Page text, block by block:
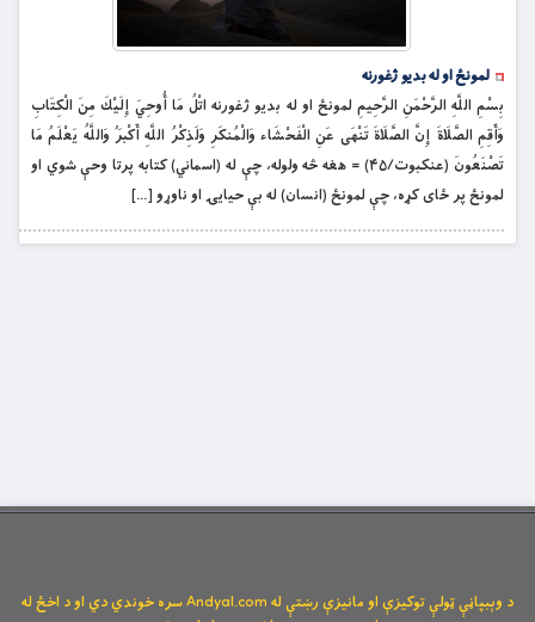
لمونځ او له بديو ژغورنه
بِسْمِ اللَّهِ الرَّحْمَنِ الرَّحِيمِ لمونځ او له بديو ژغورنه اتْلُ مَا أُوحِيَ إِلَيْكَ مِنَ الْكِتَابِ
وَأَقِمِ الصَّلَاةَ إِنَّ الصَّلَاةَ تَنْهَى عَنِ الْفَحْشَاء وَالْمُنكَرِ وَلَذِكْرُ اللَّهِ أَكْبَرُ وَاللَّهُ يَعْلَمُ مَا
تَصْنَعُونَ (عنکبوت/۴۵) = هغه څه ولوله، چې له (اسماني) كتابه پرتا وحې شوي او
لمونځ پر ځاى کړه، چې لمونځ (انسان) له بې حيايۍ او ناوړو […]
د وېبپاڼې ټولې توکیزې او مانیزې رښتې له Andyal.com سره خوندي دي او د اخځ له